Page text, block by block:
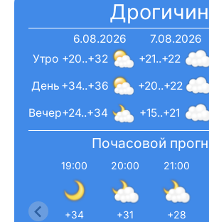
Дрогичин
6.08.2026
+20..+32
+34..+36
+24..+34
7.08.2026
+21..+22
+20..+22
+15..+21
Вечер
День
Утро
Почасовой
19:00
+34
20:00
+31
21:00
+28